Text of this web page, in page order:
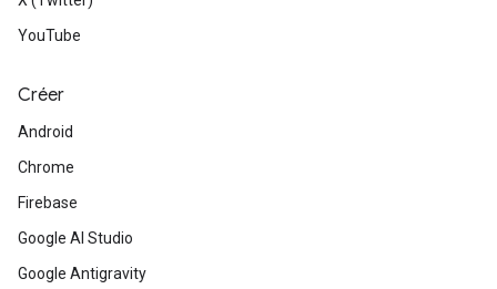
YouTube
Créer
Android
Chrome
Firebase
Google AI Studio
Google Antigravity